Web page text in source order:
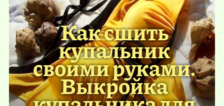
Как сшить
купальник
своими руками.
Выкройка